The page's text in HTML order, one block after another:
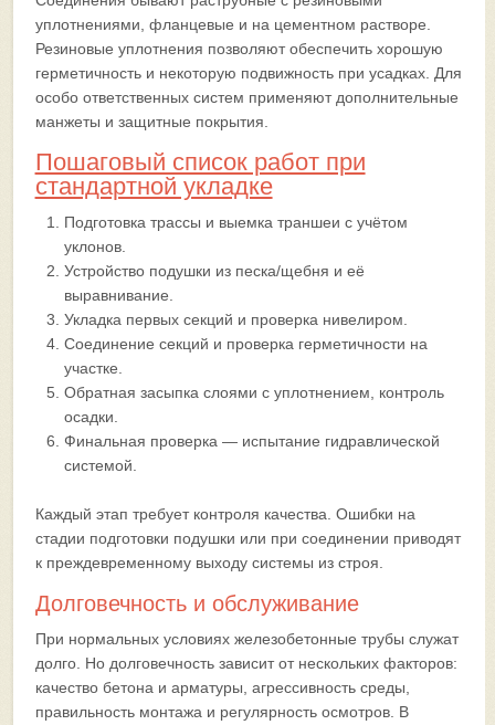
уплотнениями, фланцевые и на цементном растворе.
Резиновые уплотнения позволяют обеспечить хорошую
герметичность и некоторую подвижность при усадках. Для
особо ответственных систем применяют дополнительные
манжеты и защитные покрытия.
Пошаговый список работ при
стандартной укладке
Подготовка трассы и выемка траншеи с учётом
уклонов.
Устройство подушки из песка/щебня и её
выравнивание.
Укладка первых секций и проверка нивелиром.
Соединение секций и проверка герметичности на
участке.
Обратная засыпка слоями с уплотнением, контроль
осадки.
Финальная проверка — испытание гидравлической
системой.
Каждый этап требует контроля качества. Ошибки на
стадии подготовки подушки или при соединении приводят
к преждевременному выходу системы из строя.
Долговечность и обслуживание
При нормальных условиях железобетонные трубы служат
долго. Но долговечность зависит от нескольких факторов:
качество бетона и арматуры, агрессивность среды,
правильность монтажа и регулярность осмотров. В